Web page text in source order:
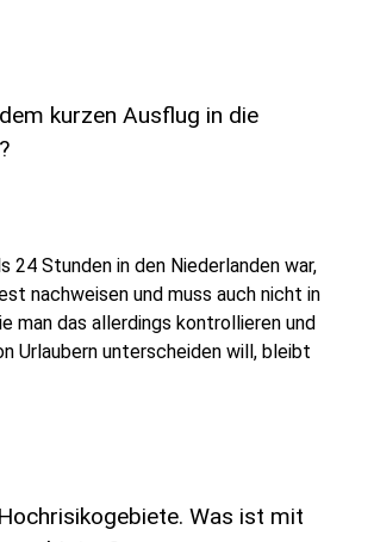
kurzen Ausflug in die
24 Stunden in den Niederlanden war,
nachweisen und muss auch nicht in
man das allerdings kontrollieren und
Urlaubern unterscheiden will, bleibt
Was ist mit